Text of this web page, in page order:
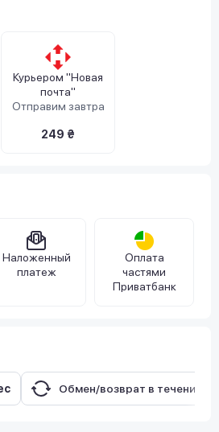
Курьером "Новая
почта"
Отправим завтра
249 ₴
Наложенный
платеж
Оплата
частями
Приватбанк
Обмен/возврат в течение